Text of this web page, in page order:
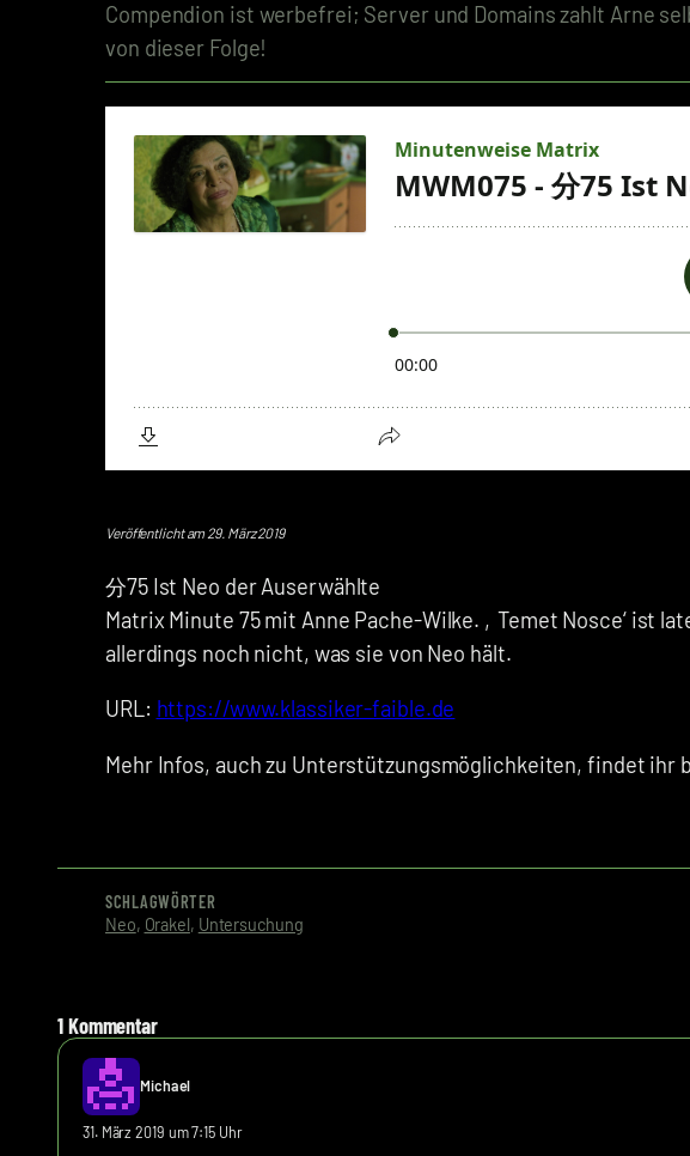
Compendion ist werbefrei; Server und Domains zahlt Arne
von dieser Folge!
Veröffentlicht am 29. März 2019
分75 Ist Neo der Auserwählte
Matrix Minute 75 mit Anne Pache-Wilke. ‚Temet Nosce‘ ist
allerdings noch nicht, was sie von Neo hält.
URL: https://www.klassiker-faible.de
Mehr Infos, auch zu Unterstützungsmöglichkeiten, findet
SCHLAGWÖRTER
Neo, Orakel, Untersuchung
1 Kommentar
Michael
31. März 2019 um 7:15 Uhr